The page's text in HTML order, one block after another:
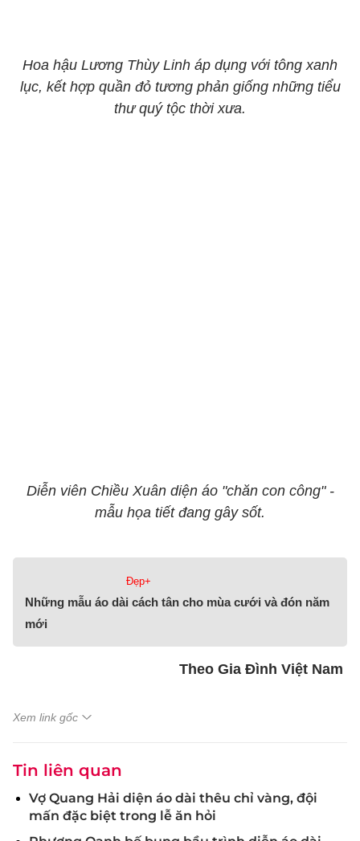
Hoa hậu Lương Thùy Linh áp dụng với tông xanh
lục, kết hợp quần đỏ tương phản giống những tiểu
thư quý tộc thời xưa.
Diễn viên Chiều Xuân diện áo "chăn con công" -
mẫu họa tiết đang gây sốt.
Đẹp+
Những mẫu áo dài cách tân cho mùa cưới và đón năm
mới
Theo Gia Đình Việt Nam
Xem link gốc
Tin liên quan
Vợ Quang Hải diện áo dài thêu chỉ vàng, đội
mấn đặc biệt trong lễ ăn hỏi